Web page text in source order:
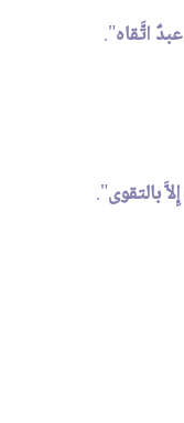
اتَّقاه".
بالتقوى".